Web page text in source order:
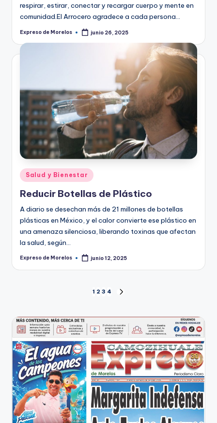
respirar, estirar, conectar y recargar cuerpo y mente en
comunidad.El Arrocero agradece a cada persona…
Publicado
Expreso de Morelos junio 26, 2025
Publicado
en
Salud y Bienestar
Reducir Botellas de Plástico
A diario se desechan más de 21 millones de botellas
plásticas en México, y el calor convierte ese plástico en
una amenaza silenciosa, liberando toxinas que afectan
la salud, según…
Publicado
Expreso de Morelos junio 12, 2025
de
entradas
1 2 3 4